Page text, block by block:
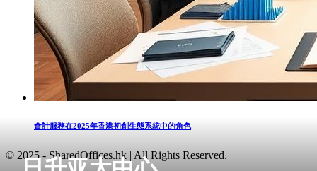
會計服務在2025年香港初創生態系統中的角色
© 2025 - SharedOffices.hk | All Rights Reserved.